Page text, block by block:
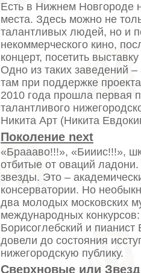
Есть в Нижнем Новгороде
места. Здесь можно не
талантливых людей, но и
некоммерческого кино,
концерт, посетить
Одно из таких заведений
там при поддержке
2010 года прошла первая
талантливого
Никита Арт (Никита
Поколение next
«Браааво!!!», «Бииис!!!»,
отбитые от оваций ладони.
звезды. Это –
консерватории. Но
два молодых московских
международных
Борисоглебский и
довели до состояния
нижегородскую публику.
Сверхновые или